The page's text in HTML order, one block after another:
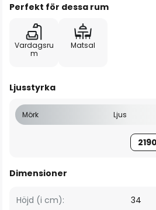
Perfekt för dessa rum
Vardagsru
m
Matsal
Ljusstyrka
Mörk Ljus
Dimensioner
Höjd (i cm):
34